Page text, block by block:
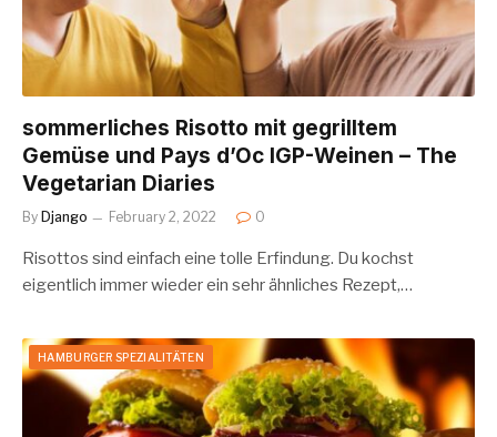
sommerliches Risotto mit gegrilltem
Gemüse und Pays d’Oc IGP-Weinen – The
Vegetarian Diaries
By Django February 2, 2022 0
Risottos sind einfach eine tolle Erfindung. Du kochst
eigentlich immer wieder ein sehr ähnliches Rezept,…
HAMBURGER SPEZIALITÄTEN